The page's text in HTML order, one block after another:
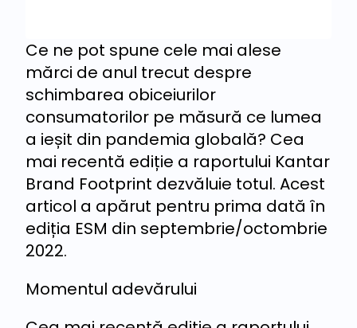
Ce ne pot spune cele mai alese
mărci de anul trecut despre
schimbarea obiceiurilor
consumatorilor pe măsură ce lumea
a ieșit din pandemia globală? Cea
mai recentă ediție a raportului Kantar
Brand Footprint dezvăluie totul. Acest
articol a apărut pentru prima dată în
ediția ESM din septembrie/octombrie
2022.
Momentul adevărului